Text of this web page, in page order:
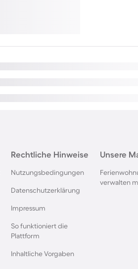
Rechtliche Hinweise
Nutzungsbedingungen
Datenschutzerklärung
Impressum
So funktioniert die
Plattform
Inhaltliche Vorgaben
Unsere
verwalten